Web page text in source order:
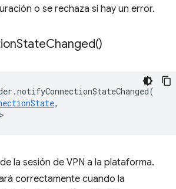
o se rechaza si hay un error.
StateChanged()
.notifyConnectionStateChanged(
,
la sesión de VPN a la plataforma.
correctamente cuando la